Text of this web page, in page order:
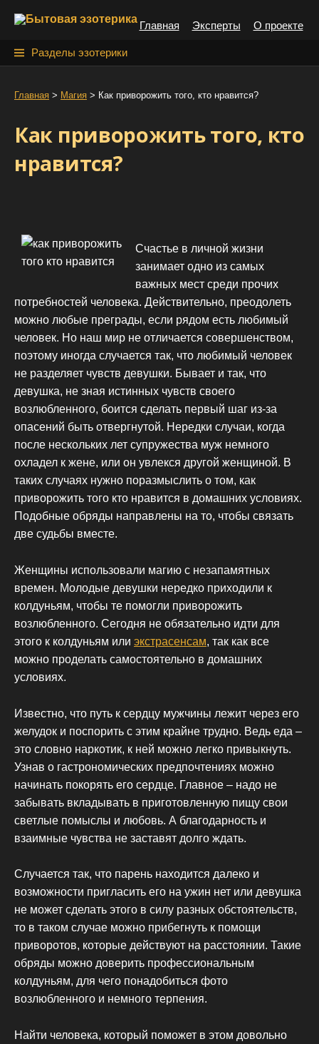
Главная Эксперты О проекте
Разделы эзотерики
и
Главная > Магия > Как приворожить того, кто нравится?
Как приворожить того, кто
нравится?
Счастье в личной жизни
занимает одно из самых
важных мест среди прочих
потребностей человека. Действительно, преодолеть
можно любые преграды, если рядом есть любимый
человек. Но наш мир не отличается совершенством,
поэтому иногда случается так, что любимый человек
не разделяет чувств девушки. Бывает и так, что
девушка, не зная истинных чувств своего
возлюбленного, боится сделать первый шаг из-за
опасений быть отвергнутой. Нередки случаи, когда
после нескольких лет супружества муж немного
охладел к жене, или он увлекся другой женщиной. В
таких случаях нужно поразмыслить о том, как
приворожить того кто нравится в домашних условиях.
Подобные обряды направлены на то, чтобы связать
две судьбы вместе.
Женщины использовали магию с незапамятных
времен. Молодые девушки нередко приходили к
колдуньям, чтобы те помогли приворожить
возлюбленного. Сегодня не обязательно идти для
этого к колдуньям или экстрасенсам, так как все
можно проделать самостоятельно в домашних
условиях.
Известно, что путь к сердцу мужчины лежит через его
желудок и поспорить с этим крайне трудно. Ведь еда –
это словно наркотик, к ней можно легко привыкнуть.
Узнав о гастрономических предпочтениях можно
начинать покорять его сердце. Главное – надо не
забывать вкладывать в приготовленную пищу свои
светлые помыслы и любовь. А благодарность и
взаимные чувства не заставят долго ждать.
Случается так, что парень находится далеко и
возможности пригласить его на ужин нет или девушка
не может сделать этого в силу разных обстоятельств,
то в таком случае можно прибегнуть к помощи
приворотов, которые действуют на расстоянии. Такие
обряды можно доверить профессиональным
колдуньям, для чего понадобиться фото
возлюбленного и немного терпения.
Найти человека, который поможет в этом довольно